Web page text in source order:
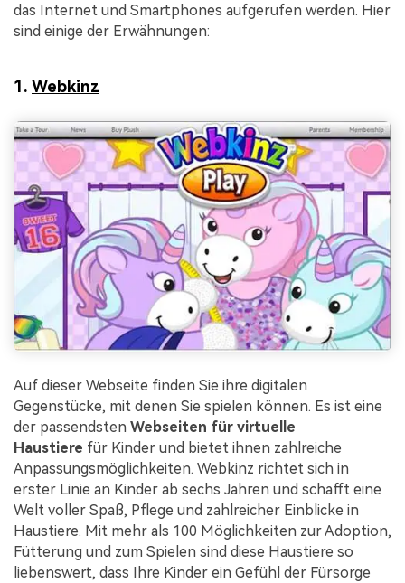
das Internet und Smartphones aufgerufen werden. Hier
sind einige der Erwähnungen:
1. Webkinz
Auf dieser Webseite finden Sie ihre digitalen
Gegenstücke, mit denen Sie spielen können. Es ist eine
der passendsten Webseiten für virtuelle
Haustiere für Kinder und bietet ihnen zahlreiche
Anpassungsmöglichkeiten. Webkinz richtet sich in
erster Linie an Kinder ab sechs Jahren und schafft eine
Welt voller Spaß, Pflege und zahlreicher Einblicke in
Haustiere. Mit mehr als 100 Möglichkeiten zur Adoption,
Fütterung und zum Spielen sind diese Haustiere so
liebenswert, dass Ihre Kinder ein Gefühl der Fürsorge